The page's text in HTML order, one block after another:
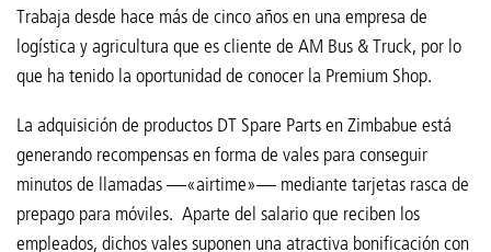
Trabaja desde hace más de cinco años en una empresa de
logística y agricultura que es cliente de AM Bus & Truck, por lo
que ha tenido la oportunidad de conocer la Premium Shop.
La adquisición de productos DT Spare Parts en Zimbabue está
generando recompensas en forma de vales para conseguir
minutos de llamadas —«airtime»— mediante tarjetas rasca de
prepago para móviles. Aparte del salario que reciben los
empleados, dichos vales suponen una atractiva bonificación con